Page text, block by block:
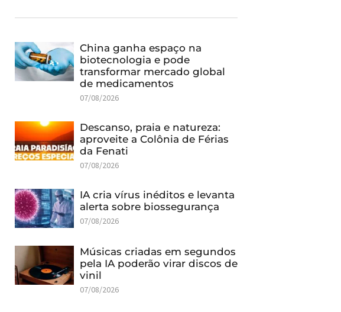
China ganha espaço na
biotecnologia e pode
transformar mercado global
de medicamentos
07/08/2026
Descanso, praia e natureza:
aproveite a Colônia de Férias
da Fenati
07/08/2026
IA cria vírus inéditos e levanta
alerta sobre biossegurança
07/08/2026
Músicas criadas em segundos
pela IA poderão virar discos de
vinil
07/08/2026